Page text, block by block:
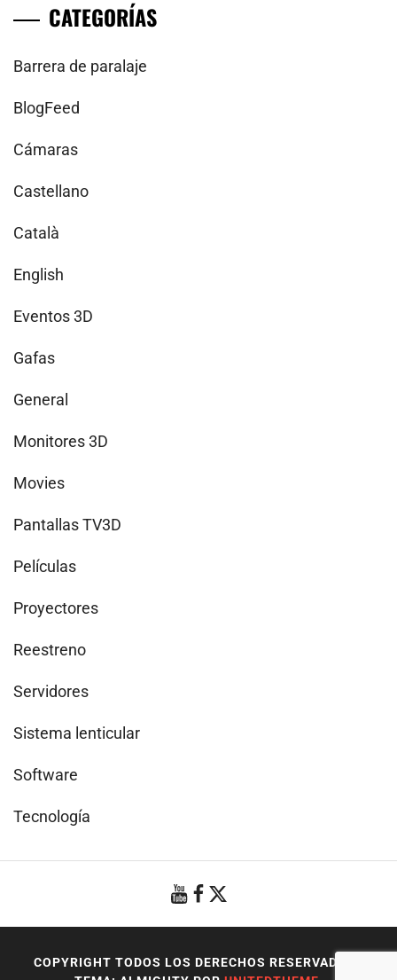
CATEGORÍAS
Barrera de paralaje
BlogFeed
Cámaras
Castellano
Català
English
Eventos 3D
Gafas
General
Monitores 3D
Movies
Pantallas TV3D
Películas
Proyectores
Reestreno
Servidores
Sistema lenticular
Software
Tecnología
COPYRIGHT TODOS LOS DERECHOS RESERVADOS